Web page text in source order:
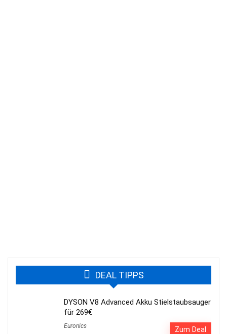
DEAL TIPPS
DYSON V8 Advanced Akku Stielstaubsauger
für 269€
Euronics Zum Deal